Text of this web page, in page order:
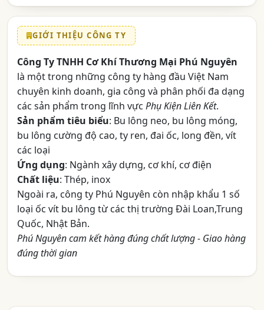
GIỚI THIỆU CÔNG TY
Công Ty TNHH Cơ Khí Thương Mại Phú Nguyên
là một trong những công ty hàng đầu Việt Nam
chuyên kinh doanh, gia công và phân phối đa dạng
các sản phẩm trong lĩnh vực Phụ Kiện Liên Kết.
Sản phẩm tiêu biểu: Bu lông neo, bu lông móng,
bu lông cường độ cao, ty ren, đai ốc, long đền, vít
các loại
Ứng dụng: Ngành xây dựng, cơ khí, cơ điện
Chất liệu: Thép, inox
Ngoài ra, công ty Phú Nguyên còn nhập khẩu 1 số
loại ốc vít bu lông từ các thị trường Đài Loan,Trung
Quốc, Nhật Bản.
Phú Nguyên cam kết hàng đúng chất lượng - Giao hàng
đúng thời gian